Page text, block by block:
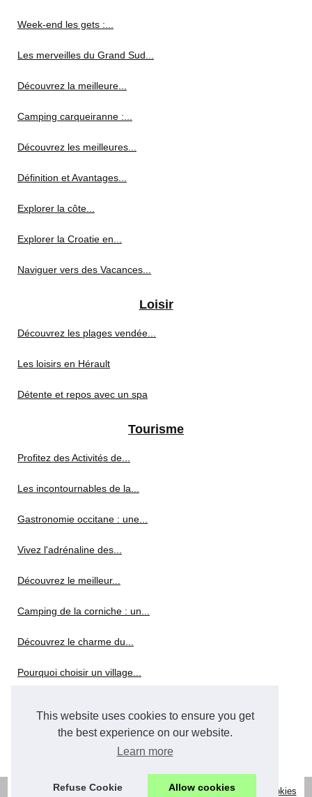
This website uses cookies to ensure you get
the best experience on our website.
Learn more
Refuse Cookie Allow cookies
Week-end les gets :...
Les merveilles du Grand Sud...
Découvrez la meilleure...
Camping carqueiranne :...
Découvrez les meilleures...
Définition et Avantages...
Explorer la côte...
Explorer la Croatie en...
Naviguer vers des Vacances...
Loisir
Découvrez les plages vendée...
Les loisirs en Hérault
Détente et repos avec un spa
Tourisme
Profitez des Activités de...
Les incontournables de la...
Gastronomie occitane : une...
Vivez l'adrénaline des...
Découvrez le meilleur...
Camping de la corniche : un...
Découvrez le charme du...
Pourquoi choisir un village...
Faustine Verneuil : un mode...
Location-herault-vacances.com|Découvrir site web Cookies